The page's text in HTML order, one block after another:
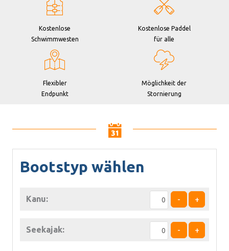
Kostenlose
Schwimmwesten
Kostenlose Paddel
für alle
Flexibler
Endpunkt
Möglichkeit der
Stornierung
Bootstyp wählen
Kanu: - +
Seekajak: - +